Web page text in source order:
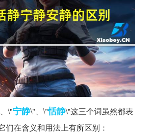
\"宁静\"、\"恬静\"这三个词虽然都表
们在含义和用法上有所区别：